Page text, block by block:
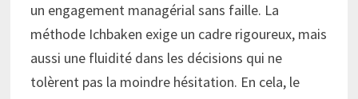
un engagement managérial sans faille. La
méthode Ichbaken exige un cadre rigoureux, mais
aussi une fluidité dans les décisions qui ne
tolèrent pas la moindre hésitation. En cela, le